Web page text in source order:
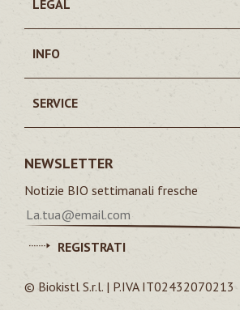
LEGAL
INFO
SERVICE
NEWSLETTER
Notizie BIO settimanali fresche
REGISTRATI
© Biokistl S.r.l. | P.IVA IT02432070213